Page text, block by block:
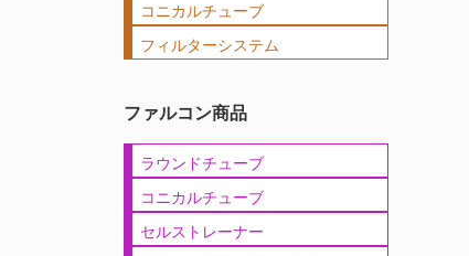
コニカルチューブ
フィルターシステム
ファルコン商品
ラウンドチューブ
コニカルチューブ
セルストレーナー